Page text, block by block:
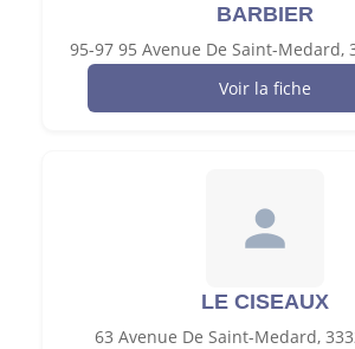
BARBIER
95-97 95 Avenue De Saint-Medard,
Voir la fiche
LE CISEAUX
63 Avenue De Saint-Medard,